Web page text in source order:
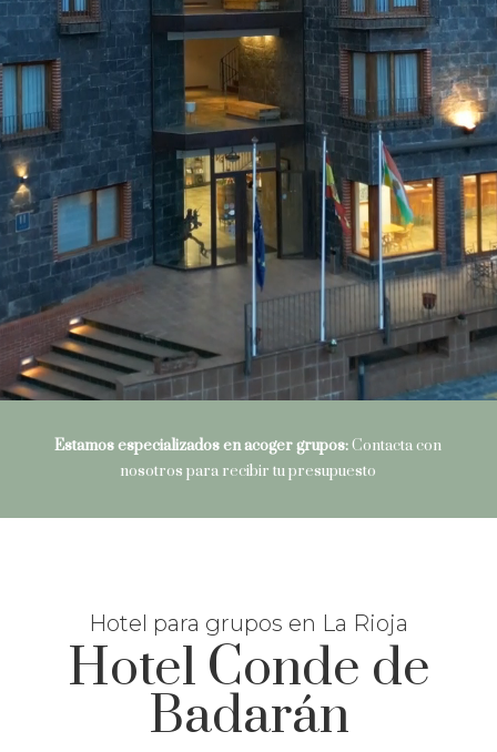
Estamos especializados en acoger grupos:Contacta con
nosotros para recibir tu presupuesto
Hotel para grupos en La Rioja
Hotel Conde de
Badarán